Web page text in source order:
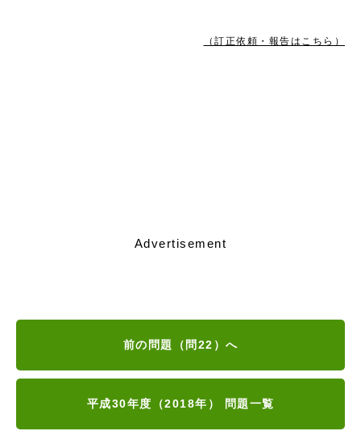
（訂正依頼・報告はこちら）
Advertisement
前の問題（問22）へ
平成30年度（2018年） 問題一覧